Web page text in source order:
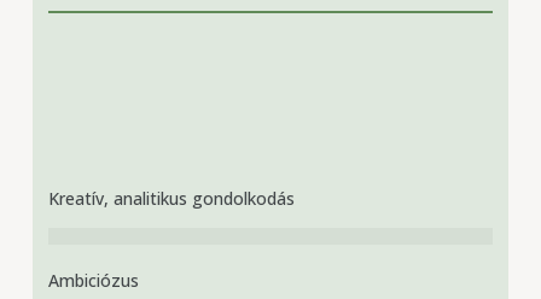
Kreatív, analitikus gondolkodás
Ambiciózus